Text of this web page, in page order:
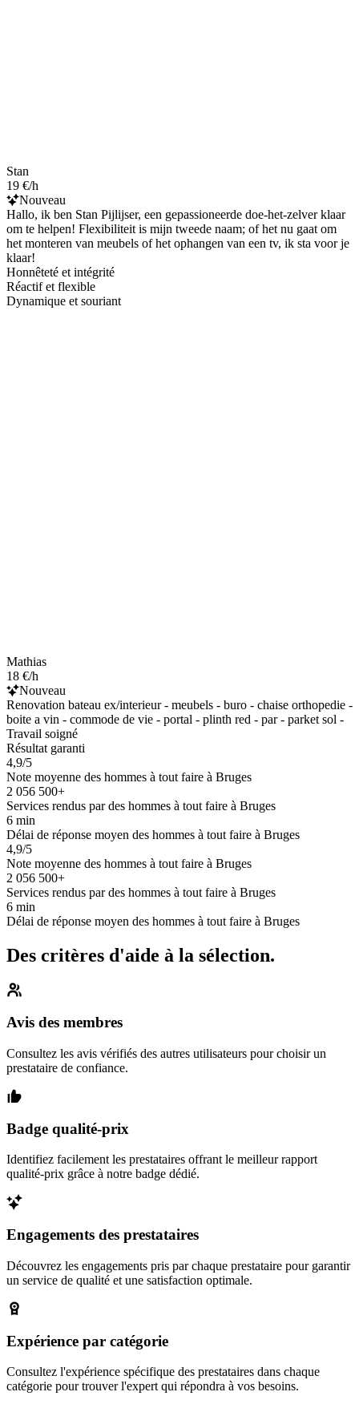
Stan
19 €/h
Nouveau
Hallo, ik ben Stan Pijlijser, een gepassioneerde doe-het-zelver klaar
om te helpen! Flexibiliteit is mijn tweede naam; of het nu gaat om
het monteren van meubels of het ophangen van een tv, ik sta voor je
klaar!
Honnêteté et intégrité
Réactif et flexible
Dynamique et souriant
Mathias
18 €/h
Nouveau
Renovation bateau ex/interieur - meubels - buro - chaise orthopedie -
boite a vin - commode de vie - portal - plinth red - par - parket sol -
Travail soigné
Résultat garanti
4,9/5
Note moyenne des hommes à tout faire à Bruges
2 056 500+
Services rendus par des hommes à tout faire à Bruges
6 min
Délai de réponse moyen des hommes à tout faire à Bruges
4,9/5
Note moyenne des hommes à tout faire à Bruges
2 056 500+
Services rendus par des hommes à tout faire à Bruges
6 min
Délai de réponse moyen des hommes à tout faire à Bruges
Des critères d'aide à la sélection.
Avis des membres
Consultez les avis vérifiés des autres utilisateurs pour choisir un
prestataire de confiance.
Badge qualité-prix
Identifiez facilement les prestataires offrant le meilleur rapport
qualité-prix grâce à notre badge dédié.
Engagements des prestataires
Découvrez les engagements pris par chaque prestataire pour garantir
un service de qualité et une satisfaction optimale.
Expérience par catégorie
Consultez l'expérience spécifique des prestataires dans chaque
catégorie pour trouver l'expert qui répondra à vos besoins.